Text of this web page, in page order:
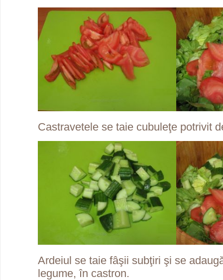
Castravetele se taie cubuleţe potrivit
Ardeiul se taie fâşii subţiri şi se
legume, în castron.